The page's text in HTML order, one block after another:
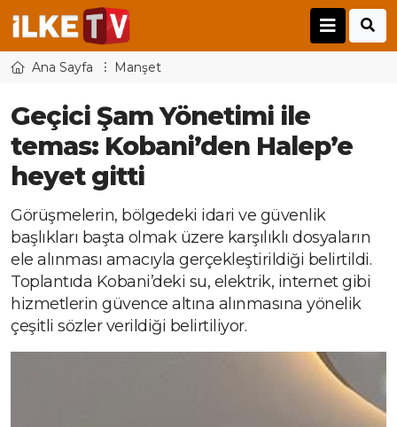
Ana Sayfa Manşet
Geçici Şam Yönetimi ile
temas: Kobani’den Halep’e
heyet gitti
Görüşmelerin, bölgedeki idari ve güvenlik
başlıkları başta olmak üzere karşılıklı dosyaların
ele alınması amacıyla gerçekleştirildiği belirtildi.
Toplantıda Kobani’deki su, elektrik, internet gibi
hizmetlerin güvence altına alınmasına yönelik
çeşitli sözler verildiği belirtiliyor.